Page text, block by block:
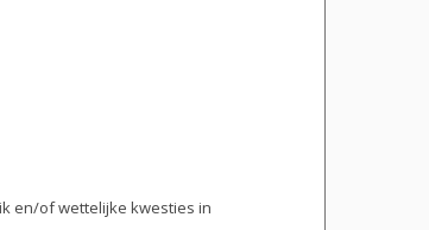
en/of wettelijke kwesties in